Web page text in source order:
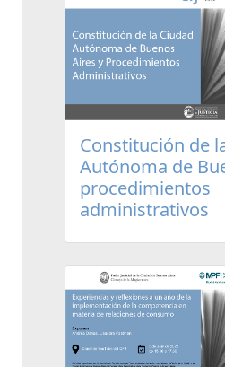
Constitución de
Autónoma de
procedimientos
administrativos